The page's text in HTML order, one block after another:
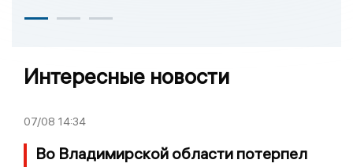
Интересные новости
07/08 14:34
Во Владимирской области потерпел